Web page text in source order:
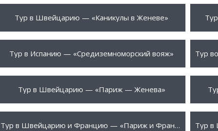
699 € ПОДРОБНЕЕ
Тур в Швейцарию — «Каникулы в Женеве» 710
740 € ПОДРОБНЕЕ
Тур в Испанию — «Средиземноморский вояж» 785
950 € ПОДРОБНЕЕ
Тур в Швейцарию — «Париж — Женева» 999
1190 € ПОДРОБНЕЕ Тур в Швейцарию и Францию — «Париж и Французская Швейцария»